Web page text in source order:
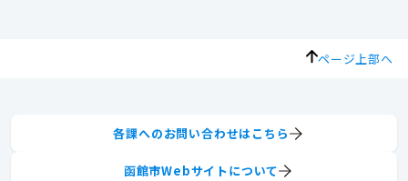
ページ上部へ
各課へのお問い合わせはこちら
函館市Webサイトについて